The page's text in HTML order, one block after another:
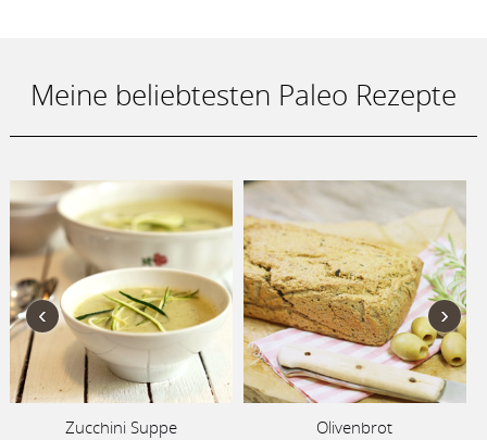
Meine beliebtesten Paleo Rezepte
Zucchini Suppe Olivenbrot
‹ ›